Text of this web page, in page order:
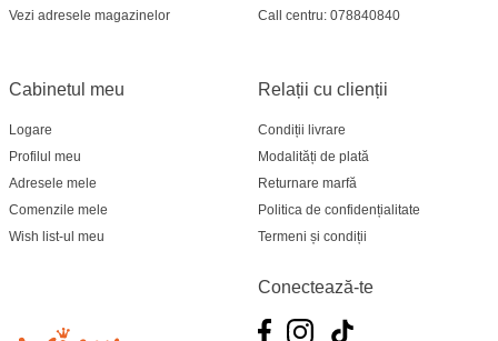
MultiStore Căușeni- str. Iurii Gagarin 24
Vezi adresele magazinelor
Relații cu clienții
Condiții livrare
Modalități de plată
Returnare marfă
Politica de confidențialitate
Termeni și condiții
Cabinetul meu
Logare
Profilul meu
Adresele mele
Comenzile mele
Wish list-ul meu
Call centru: 078840840
Conectează-te